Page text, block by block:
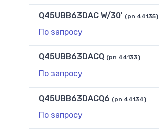
Q45UBB63DAC W/30' (pn 44135)
По запросу
Q45UBB63DACQ (pn 44133)
По запросу
Q45UBB63DACQ6 (pn 44134)
По запросу